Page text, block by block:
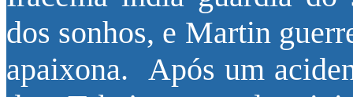
dos sonhos, e Martin
apaixona. Após um